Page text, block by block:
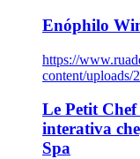
Enóphilo
https://
content/uploads/
Le Petit
interativa
Spa